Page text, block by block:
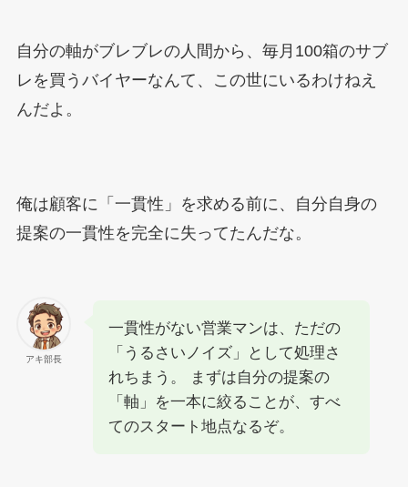
自分の軸がブレブレの人間から、毎月100箱のサブ
レを買うバイヤーなんて、この世にいるわけねえ
んだよ。
俺は顧客に「一貫性」を求める前に、自分自身の
提案の一貫性を完全に失ってたんだな。
アキ部長
一貫性がない営業マンは、ただの
「うるさいノイズ」として処理さ
れちまう。 まずは自分の提案の
「軸」を一本に絞ることが、すべ
てのスタート地点なるぞ。